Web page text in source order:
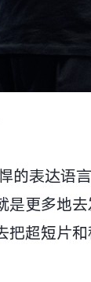
的表达语
更多地
超短片